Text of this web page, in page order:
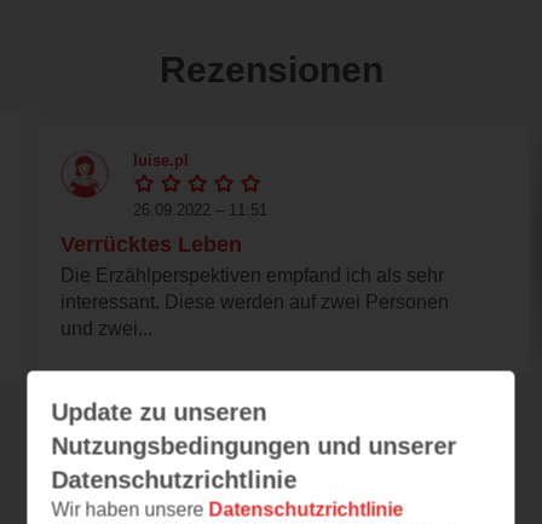
Rezensionen
luise.pl
26.09.2022 – 11:51
Verrücktes Leben
Die Erzählperspektiven empfand ich als sehr
interessant. Diese werden auf zwei Personen
und zwei...
Alle 168 Rezensionen anzeigen
Update zu unseren
Nutzungsbedingungen und unserer
Datenschutzrichtlinie
Wir haben unsere Datenschutzrichtlinie